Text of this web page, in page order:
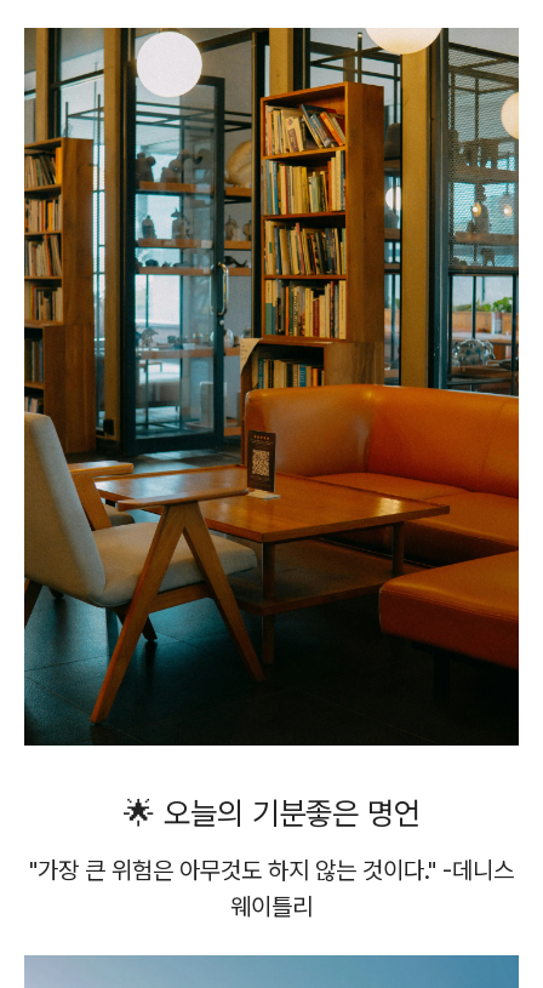
🌟 오늘의 기분좋은 명언
"가장 큰 위험은 아무것도 하지 않는 것이다." -데니스
웨이틀리